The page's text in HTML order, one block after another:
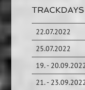
22.07.2022
25.07.2022
19. -
21. -